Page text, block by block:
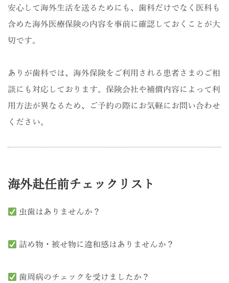
安心して海外生活を送るためにも、歯科だけでなく医科も
含めた海外医療保険の内容を事前に確認しておくことが大
切です。
ありが歯科では、海外保険をご利用される患者さまのご相
談にも対応しております。保険会社や補償内容によって利
用方法が異なるため、ご予約の際にお気軽にお問い合わせ
ください。
海外赴任前チェックリスト
虫歯はありませんか？
詰め物・被せ物に違和感はありませんか？
歯周病のチェックを受けましたか？